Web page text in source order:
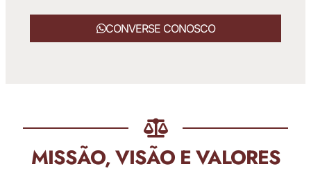
CONVERSE CONOSCO
MISSÃO, VISÃO E VALORES